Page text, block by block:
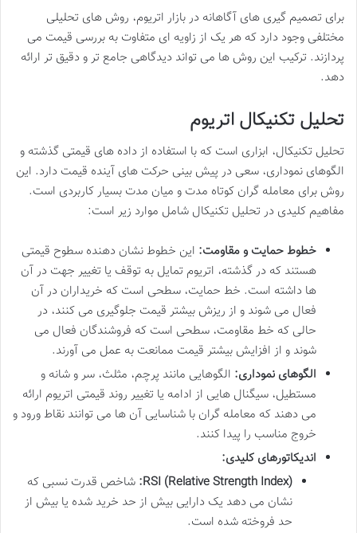
برای تصمیم گیری های آگاهانه در بازار اتریوم، روش های تحلیلی
مختلفی وجود دارد که هر یک از زاویه ای متفاوت به بررسی قیمت می
پردازند. ترکیب این روش ها می تواند دیدگاهی جامع تر و دقیق تر ارائه
دهد.
تحلیل تکنیکال اتریوم
تحلیل تکنیکال، ابزاری است که با استفاده از داده های قیمتی گذشته و
الگوهای نموداری، سعی در پیش بینی حرکت های آینده قیمت دارد. این
روش برای معامله گران کوتاه مدت و میان مدت بسیار کاربردی است.
مفاهیم کلیدی در تحلیل تکنیکال شامل موارد زیر است:
خطوط حمایت و مقاومت: این خطوط نشان دهنده سطوح قیمتی
هستند که در گذشته، اتریوم تمایل به توقف یا تغییر جهت در آن
ها داشته است. خط حمایت، سطحی است که خریداران در آن
فعال می شوند و از ریزش بیشتر قیمت جلوگیری می کنند، در
حالی که خط مقاومت، سطحی است که فروشندگان فعال می
شوند و از افزایش بیشتر قیمت ممانعت به عمل می آورند.
الگوهای نموداری: الگوهایی مانند پرچم، مثلث، سر و شانه و
مستطیل، سیگنال هایی از ادامه یا تغییر روند قیمتی اتریوم ارائه
می دهند که معامله گران با شناسایی آن ها می توانند نقاط ورود و
خروج مناسب را پیدا کنند.
اندیکاتورهای کلیدی:
RSI (Relative Strength Index): شاخص قدرت نسبی که
نشان می دهد یک دارایی بیش از حد خرید شده یا بیش از
حد فروخته شده است.